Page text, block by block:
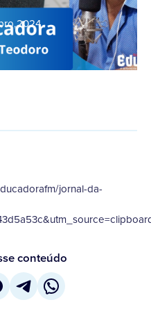
,2024
jornal-da-
conteúdo